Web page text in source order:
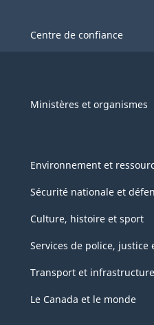
Centre de confiance
Ministères et organismes
Environnement et
Sécurité nationale et
Culture, histoire et sport
Services de police, justice
Transport et infrastructure
Le Canada et le monde